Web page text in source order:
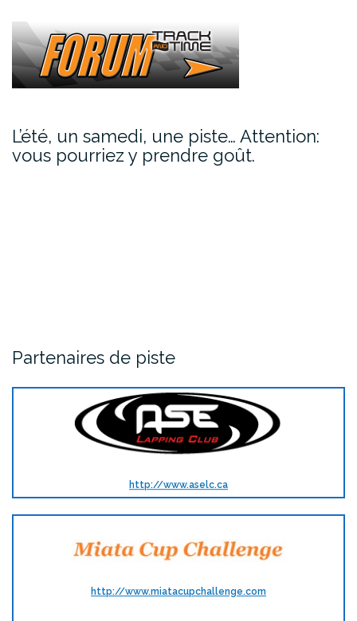
L’été, un samedi, une piste… Attention:
vous pourriez y prendre goût.
Partenaires de piste
http://www.aselc.ca
http://www.miatacupchallenge.com